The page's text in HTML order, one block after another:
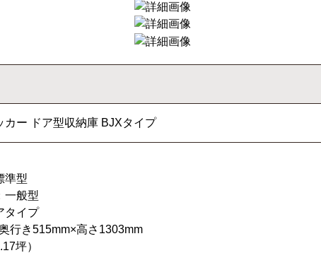
カー ドア型収納庫 BJXタイプ
準型
一般型
タイプ
行き515mm×高さ1303mm
坪）